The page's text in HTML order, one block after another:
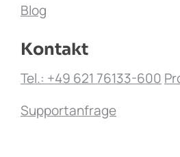
Blog
Kontakt
Tel.: +49 621 76133-600
Supportanfrage